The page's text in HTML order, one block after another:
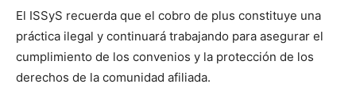
El ISSyS recuerda que el cobro de plus constituye una
práctica ilegal y continuará trabajando para asegurar el
cumplimiento de los convenios y la protección de los
derechos de la comunidad afiliada.